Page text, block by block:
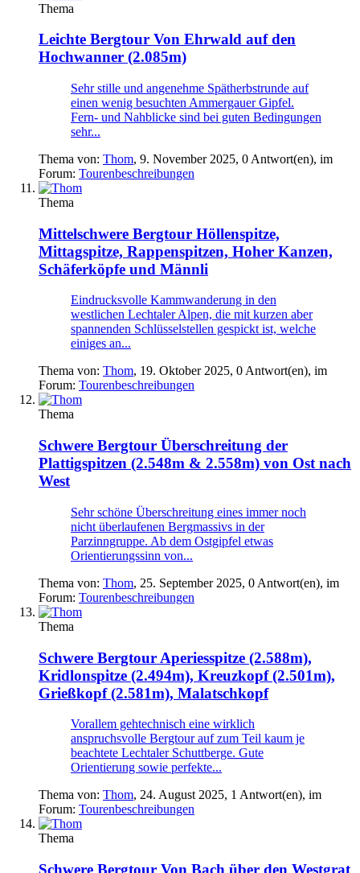
Thema
Leichte Bergtour Von Ehrwald auf den
Hochwanner (2.085m)
Sehr stille und angenehme Spätherbstrunde auf
einen wenig besuchten Ammergauer Gipfel.
Fern- und Nahblicke sind bei guten Bedingungen
sehr...
Thema von: Thom, 9. November 2025, 0 Antwort(en), im
Forum: Tourenbeschreibungen
Thema
Mittelschwere Bergtour Höllenspitze,
Mittagspitze, Rappenspitzen, Hoher Kanzen,
Schäferköpfe und Männli
Eindrucksvolle Kammwanderung in den
westlichen Lechtaler Alpen, die mit kurzen aber
spannenden Schlüsselstellen gespickt ist, welche
einiges an...
Thema von: Thom, 19. Oktober 2025, 0 Antwort(en), im
Forum: Tourenbeschreibungen
Thema
Schwere Bergtour Überschreitung der
Plattigspitzen (2.548m & 2.558m) von Ost nach
West
Sehr schöne Überschreitung eines immer noch
nicht überlaufenen Bergmassivs in der
Parzinngruppe. Ab dem Ostgipfel etwas
Orientierungssinn von...
Thema von: Thom, 25. September 2025, 0 Antwort(en), im
Forum: Tourenbeschreibungen
Thema
Schwere Bergtour Aperiesspitze (2.588m),
Kridlonspitze (2.494m), Kreuzkopf (2.501m),
Grießkopf (2.581m), Malatschkopf
Vorallem gehtechnisch eine wirklich
anspruchsvolle Bergtour auf zum Teil kaum je
beachtete Lechtaler Schuttberge. Gute
Orientierung sowie perfekte...
Thema von: Thom, 24. August 2025, 1 Antwort(en), im
Forum: Tourenbeschreibungen
Thema
Schwere Bergtour Von Bach über den Westgrat